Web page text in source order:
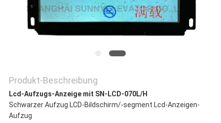
PRIVACY
Produkt-Beschreibung
Lcd-Aufzugs-Anzeige mit SN-LCD-070L/H
Schwarzer Aufzug LCD-Bildschirm/-segment Lcd-Anzeigen-
Aufzug